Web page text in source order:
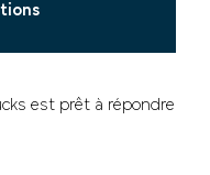
est prêt à répondre